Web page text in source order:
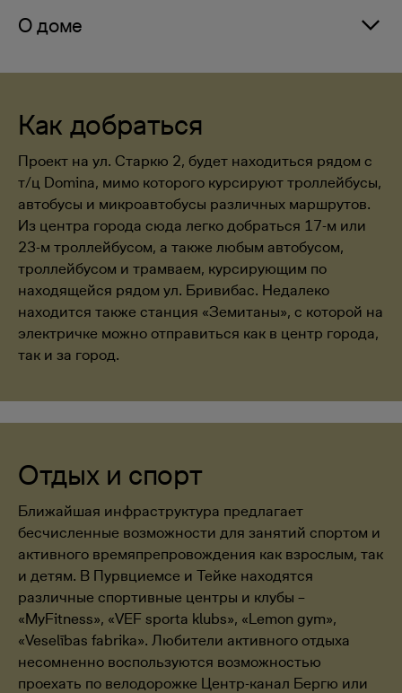
О доме
Как добраться
Проект на ул. Старкю 2, будет находиться рядом с
т/ц Domina, мимо которого курсируют троллейбусы,
автобусы и микроавтобусы различных маршрутов.
Из центра города сюда легко добраться 17-м или
23-м троллейбусом, а также любым автобусом,
троллейбусом и трамваем, курсирующим по
находящейся рядом ул. Бривибас. Недалеко
находится также станция «Земитаны», с которой на
электричке можно отправиться как в центр города,
так и за город.
Отдых и спорт
Ближайшая инфраструктура предлагает
бесчисленные возможности для занятий спортом и
активного времяпрепровождения как взрослым, так
и детям. В Пурвциемсе и Тейке находятся
различные спортивные центры и клубы –
«MyFitness», «VEF sporta klubs», «Lemon gym»,
«Veselības fabrika». Любители активного отдыха
несомненно воспользуются возможностью
проехать по велодорожке Центр-канал Бергю или